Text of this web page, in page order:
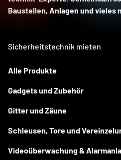
Baustellen, Anlagen und vieles
Sicherheitstechnik mieten
Alle Produkte
Gadgets und Zubehör
Gitter und Zäune
Schleusen, Tore und
Videoüberwachung &